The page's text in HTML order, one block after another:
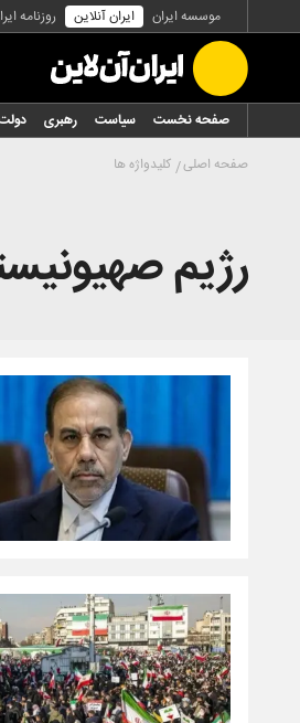
موسسه ایران ایران آنلاین روزنامه
صفحه نخست سیاست رهبری
صفحه اصلی کلیدواژه ها
رژیم